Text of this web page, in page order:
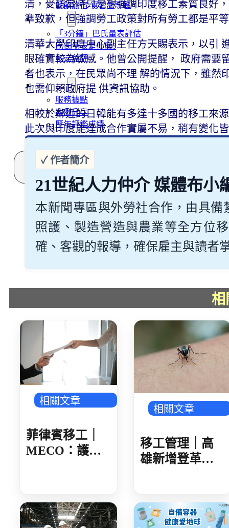
餐飲旅宿-實習生專區
巴氏量表
「3分鐘」巴氏量表評估
巴氏量表是什麼?
多元免評
常見問題
關於我們
服務據點
案例分享
歷年評鑑成績
失聯協尋
清，受訪當時只是想強調印度移工素質良好
準致歉，但強調勞工政策對所有勞工都是平
清華大學印度中心副主任方天賜表示，以引
眼確實較為敏感。他曾公開提醒， 政府需要
者也表示，在民眾尚不理 解的情況下，雖然
也需仰賴政府提 供資訊協助。
相較於鄰近的日韓能有多達十多國的移工來
此次與印度能達成合作實屬不易，稍有變化
21世紀人力仲介 媒體布小
本新聞專區與外勞社合作，由具
照護、製造營造與農業等全方位
確、客觀的報導，確保雇主與讀者
相
相關文章
菲律賓移工｜
MECO：護照
相關文章
移工管理｜高
雄新增登革熱
據實告知旅遊
史 遭開罰 1 萬